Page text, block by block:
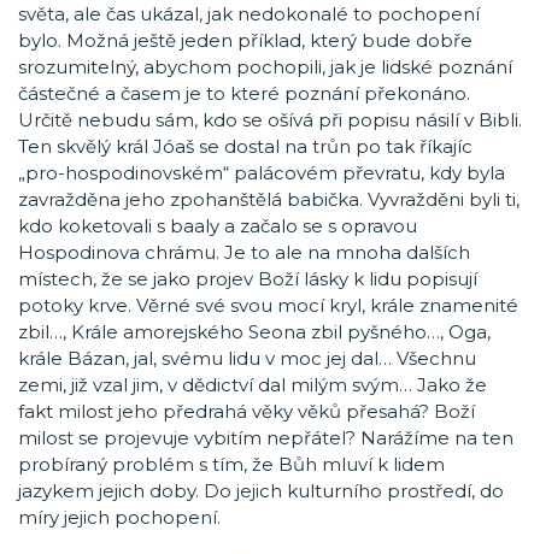
světa, ale čas ukázal, jak nedokonalé to pochopení
bylo. Možná ještě jeden příklad, který bude dobře
srozumitelný, abychom pochopili, jak je lidské poznání
částečné a časem je to které poznání překonáno.
Určitě nebudu sám, kdo se ošívá při popisu násilí v Bibli.
Ten skvělý král Jóaš se dostal na trůn po tak říkajíc
„pro-hospodinovském“ palácovém převratu, kdy byla
zavražděna jeho zpohanštělá babička. Vyvražděni byli ti,
kdo koketovali s baaly a začalo se s opravou
Hospodinova chrámu. Je to ale na mnoha dalších
místech, že se jako projev Boží lásky k lidu popisují
potoky krve. Věrné své svou mocí kryl, krále znamenité
zbil…, Krále amorejského Seona zbil pyšného…, Oga,
krále Bázan, jal, svému lidu v moc jej dal… Všechnu
zemi, již vzal jim, v dědictví dal milým svým… Jako že
fakt milost jeho předrahá věky věků přesahá? Boží
milost se projevuje vybitím nepřátel? Narážíme na ten
probíraný problém s tím, že Bůh mluví k lidem
jazykem jejich doby. Do jejich kulturního prostředí, do
míry jejich pochopení.